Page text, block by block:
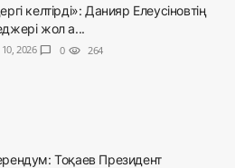
келтірді»: Данияр Елеусіновтің
жол а...
2026 chat_bubble 0 visibility 264
Тоқаев Президент